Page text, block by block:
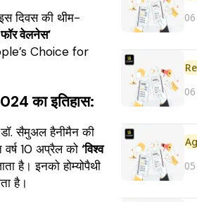
दिवस की थीम-
फॉर वेलनेस’
Choice for
का इतिहास:
डॉ. सैमुअल हैनीमैन की
वर्ष 10 अप्रैल को ‘विश्व
है। इनको होम्योपैथी
है।